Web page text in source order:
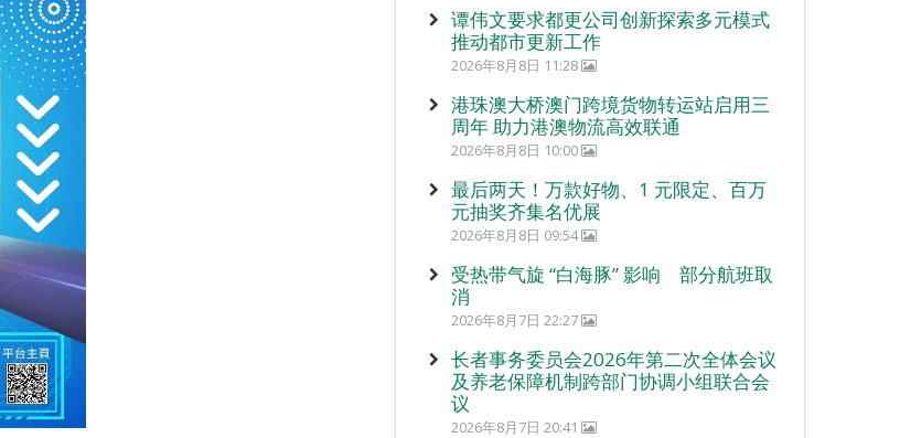
谭伟文要求都更公司创新探索多元模式
推动都市更新工作
2026年8月8日 11:28
港珠澳大桥澳门跨境货物转运站启用三
周年 助力港澳物流高效联通
2026年8月8日 10:00
最后两天！万款好物、1 元限定、百万
元抽奖齐集名优展
2026年8月8日 09:54
受热带气旋 “白海豚” 影响 部分航班取
消
2026年8月7日 22:27
长者事务委员会2026年第二次全体会议
及养老保障机制跨部门协调小组联合会
议
2026年8月7日 20:41